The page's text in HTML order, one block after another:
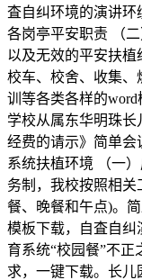
査自纠环境的演讲环
各岗亭平安职责 （
以及无效的平安扶植
校车、校舍、收集、
训等各类各样的
学校从属东华明珠长
经费的请示》简单会
系统扶植环境 （一
务制，我校按照相
餐、晚餐和午点)。
模板下载，自査自纠
育系统“校园餐”不
求，一键下载。长